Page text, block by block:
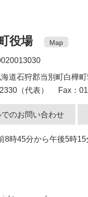
役場 Map
道石狩郡当別町白樺
（代表） Fax：
でのお問い合わせ
8時45分から午後5時